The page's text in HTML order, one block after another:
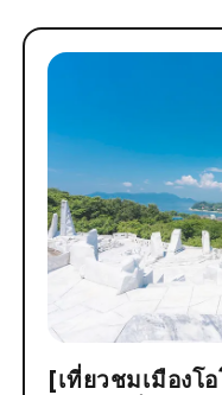
[เที่ยวชมเมือง